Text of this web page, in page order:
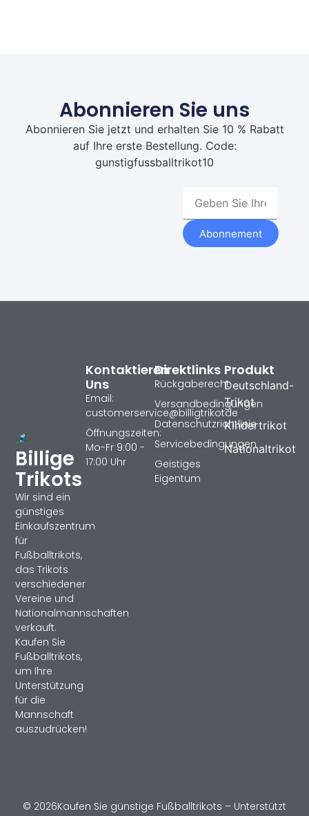
Abonnieren Sie uns
Abonnieren Sie jetzt und erhalten Sie 10 % Rabatt
auf Ihre erste Bestellung. Code:
gunstigfussballtrikot10
Abonnement
Billige
Trikots
Wir sind ein
günstiges
Einkaufszentrum
für
Fußballtrikots,
das Trikots
verschiedener
Vereine und
Nationalmannschaften
verkauft.
Kaufen Sie
Fußballtrikots,
um Ihre
Unterstützung
für die
Mannschaft
auszudrücken!
Produkt
Deutschland-
Trikot
Kindertrikot
Nationaltrikot
Direktlinks
Rückgaberecht
Versandbedingungen
Datenschutzrichtlinie
Servicebedingungen
Geistiges
Eigentum
Kontaktieren
Uns
Email:
customerservice@billigtrikotde
Öffnungszeiten:
Mo-Fr 9:00 -
17:00 Uhr
© 2026Kaufen Sie günstige Fußballtrikots – Unterstützt